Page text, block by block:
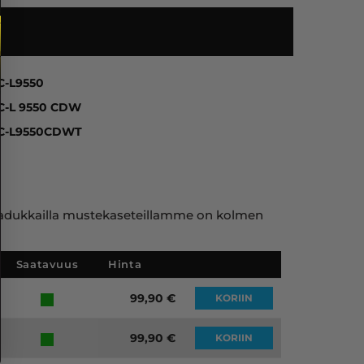
MFC-L 9550 CDW, MFC-L9550CDWT
L9550
L 9550 CDW
L9550CDWT
mustekaseteillamme on kolmen
Saatavuus Hinta
99,90€ KORIIN
99,90€ KORIIN